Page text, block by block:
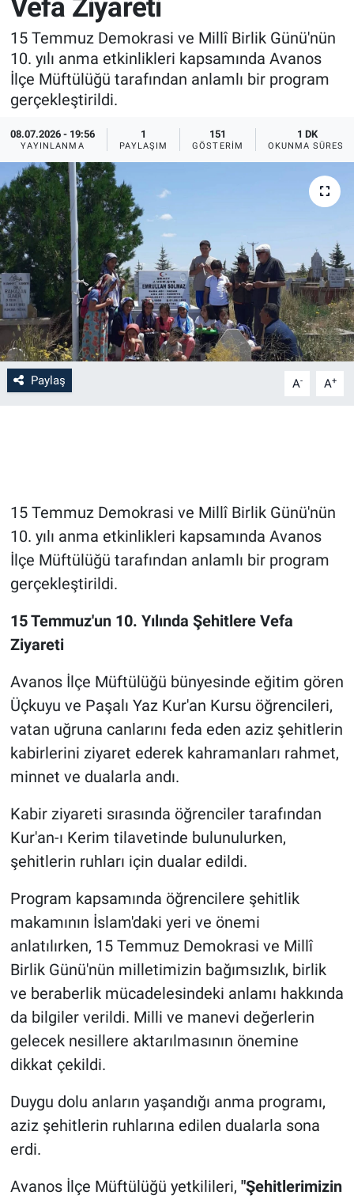
Vefa Ziyareti
15 Temmuz Demokrasi ve Millî Birlik Günü'nün
10. yılı anma etkinlikleri kapsamında Avanos
İlçe Müftülüğü tarafından anlamlı bir program
gerçekleştirildi.
08.07.2026 - 19:56
YAYINLANMA
1
PAYLAŞIM
151
GÖSTERIM
1 DK
OKUNMA SÜRESI
Paylaş A- A+
15 Temmuz Demokrasi ve Millî Birlik Günü'nün
10. yılı anma etkinlikleri kapsamında Avanos
İlçe Müftülüğü tarafından anlamlı bir program
gerçekleştirildi.
15 Temmuz'un 10. Yılında Şehitlere Vefa
Ziyareti
Avanos İlçe Müftülüğü bünyesinde eğitim gören
Üçkuyu ve Paşalı Yaz Kur'an Kursu öğrencileri,
vatan uğruna canlarını feda eden aziz şehitlerin
kabirlerini ziyaret ederek kahramanları rahmet,
minnet ve dualarla andı.
Kabir ziyareti sırasında öğrenciler tarafından
Kur'an-ı Kerim tilavetinde bulunulurken,
şehitlerin ruhları için dualar edildi.
Program kapsamında öğrencilere şehitlik
makamının İslam'daki yeri ve önemi
anlatılırken, 15 Temmuz Demokrasi ve Millî
Birlik Günü'nün milletimizin bağımsızlık, birlik
ve beraberlik mücadelesindeki anlamı hakkında
da bilgiler verildi. Milli ve manevi değerlerin
gelecek nesillere aktarılmasının önemine
dikkat çekildi.
Duygu dolu anların yaşandığı anma programı,
aziz şehitlerin ruhlarına edilen dualarla sona
erdi.
Avanos İlçe Müftülüğü yetkilileri, "Şehitlerimizin
Yerel
Genel
Asayiş
İlan - Duyuru- Mesaj
Türkiye Gündemi
Sizden Gelenler
Yaşam
Sağlık
Eğitim
Kültür
3.Sayfa
Medya
Bilim-Tek
Kayseri
Niğde
Aksaray
Yerel
Genel
Asayiş
Politika
Çevre
Haberde İnsan
İlan - Duyuru- Mesaj
Türkiye Gündemi
Sizden Gelenler